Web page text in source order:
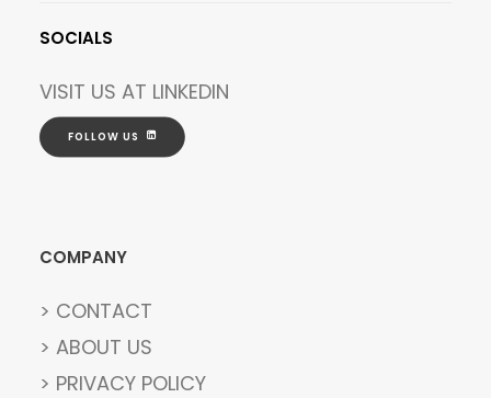
SOCIALS
VISIT US AT LINKEDIN
FOLLOW US
COMPANY
> CONTACT
> ABOUT US
> PRIVACY POLICY